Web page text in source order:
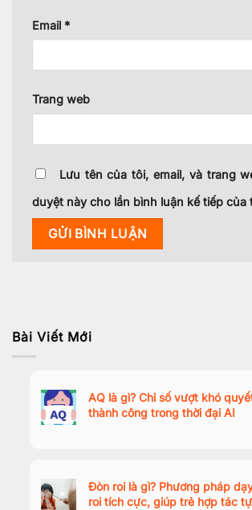
Email *
Trang web
Lưu tên của tôi, email, và trang
duyệt này cho lần bình luận kế tiếp của
Bài Viết Mới
AQ là gì? Chỉ số vượt khó
thành công trong thời đại AI
Đòn roi là gì? Phương pháp
roi tích cực, giúp trẻ hợp tác